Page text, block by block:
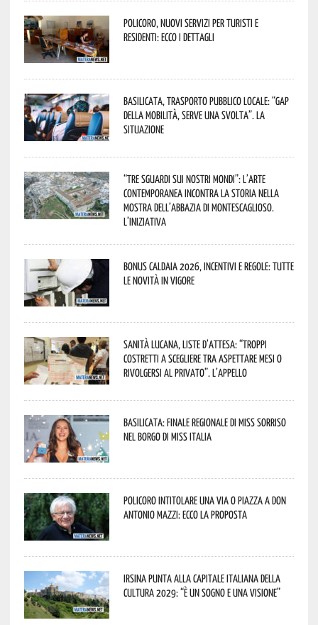
Policoro, nuovi servizi per turisti e
residenti: ecco i dettagli
Basilicata, trasporto pubblico locale: “Gap
della mobilità, serve una svolta”. La
situazione
“Tre Sguardi sui Nostri Mondi”: l’arte
contemporanea incontra la storia nella
mostra dell’Abbazia di Montescaglioso.
L’iniziativa
Bonus caldaia 2026, incentivi e regole: tutte
le novità in vigore
Sanità lucana, liste d’attesa: “Troppi
costretti a scegliere tra aspettare mesi o
rivolgersi al privato”. L’appello
Basilicata: finale regionale di Miss Sorriso
nel borgo di Miss Italia
Policoro intitolare una via o piazza a don
Antonio Mazzi: ecco la proposta
Irsina punta alla Capitale italiana della
Cultura 2029: “È un sogno e una visione”